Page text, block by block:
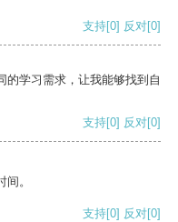
支持[0] 反对[0]
的学习需求，让我能够找到自
支持[0] 反对[0]
。
支持[0] 反对[0]